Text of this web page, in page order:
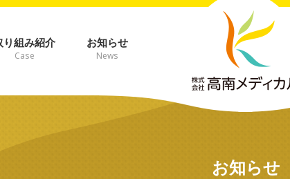
り組み紹介
Case
お知らせ
News
お知らせ